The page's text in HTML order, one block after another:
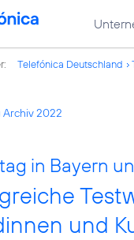
Telefónica Deutschland
Archiv 2022
in Bayern
und